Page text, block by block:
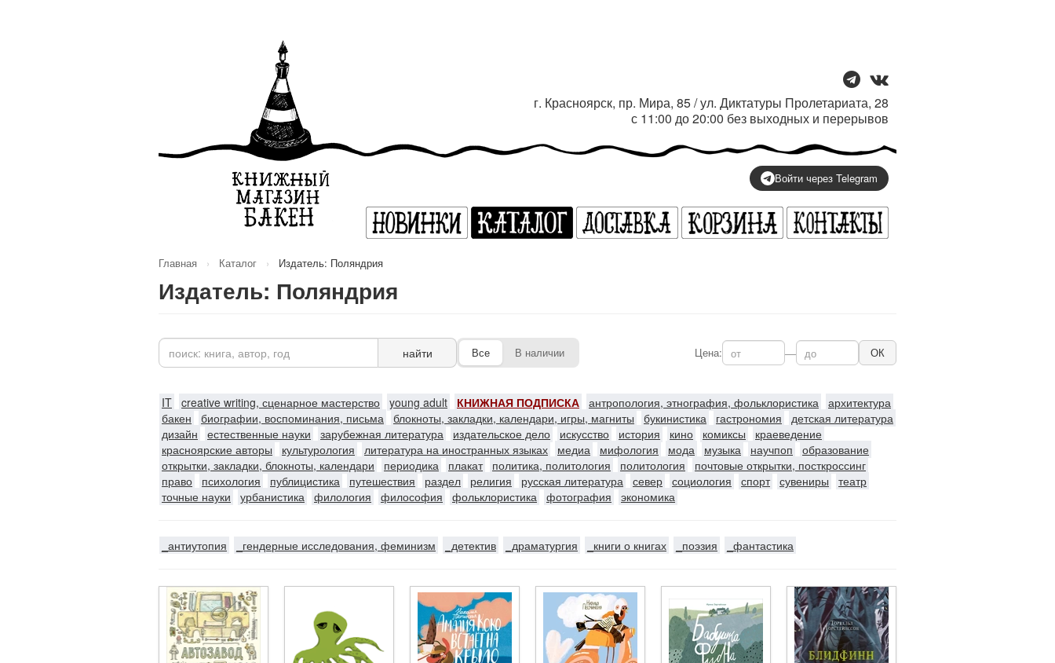
г. Красноярск, пр. Мира, 85 / ул. Диктатуры Пролетариата, 28
с 11:00 до 20:00 без выходных и перерывов
Войти через Telegram
Главная › Каталог › Издатель: Поляндрия
Издатель: Поляндрия
найти Все В наличии Цена: — ОК
IT creative writing, сценарное мастерство young adult КНИЖНАЯ ПОДПИСКА антропология, этнография, фольклористика архитектура
бакен
биографии, воспоминания, письма блокноты, закладки, календари, игры, магниты букинистика гастрономия
детская литература
дизайн
естественные науки зарубежная литература издательское дело искусство история кино комиксы
краеведение
красноярские авторы
культурология литература на иностранных языках медиа мифология мода музыка научпоп
образование
открытки, закладки, блокноты, календари
периодика плакат политика, политология политология
почтовые открытки, посткроссинг
право
психология публицистика путешествия раздел религия русская литература север социология спорт сувениры
театр
точные науки
урбанистика филология философия фольклористика фотография экономика
_антиутопия _гендерные исследования, феминизм _детектив _драматургия _книги о книгах _поэзия _фантастика